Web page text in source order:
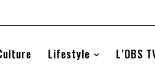
Lifestyle L’OBS